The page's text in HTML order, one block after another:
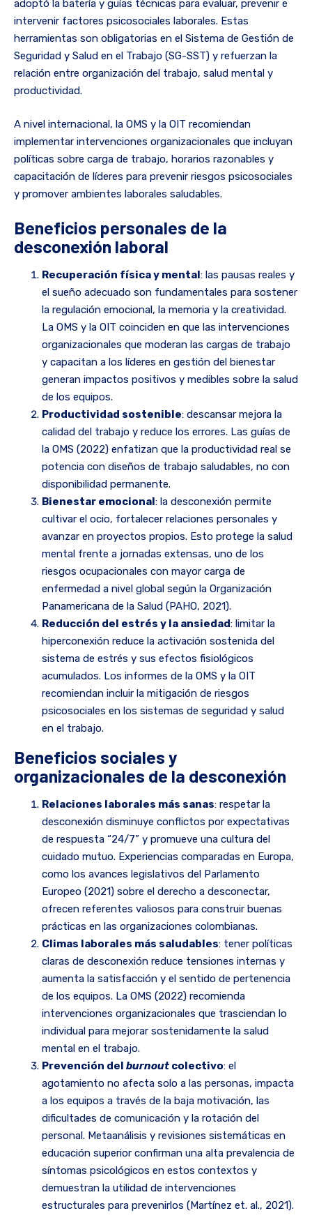
adoptó la batería y guías técnicas para evaluar, prevenir e
intervenir factores psicosociales laborales. Estas
herramientas son obligatorias en el Sistema de Gestión de
Seguridad y Salud en el Trabajo (SG-SST) y refuerzan la
relación entre organización del trabajo, salud mental y
productividad.
A nivel internacional, la OMS y la OIT recomiendan
implementar intervenciones organizacionales que incluyan
políticas sobre carga de trabajo, horarios razonables y
capacitación de líderes para prevenir riesgos psicosociales
y promover ambientes laborales saludables.
Beneficios personales de la
desconexión laboral
Recuperación física y mental: las pausas reales y
el sueño adecuado son fundamentales para sostener
la regulación emocional, la memoria y la creatividad.
La OMS y la OIT coinciden en que las intervenciones
organizacionales que moderan las cargas de trabajo
y capacitan a los líderes en gestión del bienestar
generan impactos positivos y medibles sobre la salud
de los equipos.
Productividad sostenible: descansar mejora la
calidad del trabajo y reduce los errores. Las guías de
la OMS (2022) enfatizan que la productividad real se
potencia con diseños de trabajo saludables, no con
disponibilidad permanente.
Bienestar emocional: la desconexión permite
cultivar el ocio, fortalecer relaciones personales y
avanzar en proyectos propios. Esto protege la salud
mental frente a jornadas extensas, uno de los
riesgos ocupacionales con mayor carga de
enfermedad a nivel global según la Organización
Panamericana de la Salud (PAHO, 2021).
Reducción del estrés y la ansiedad: limitar la
hiperconexión reduce la activación sostenida del
sistema de estrés y sus efectos fisiológicos
acumulados. Los informes de la OMS y la OIT
recomiendan incluir la mitigación de riesgos
psicosociales en los sistemas de seguridad y salud
en el trabajo.
Beneficios sociales y
organizacionales de la desconexión
Relaciones laborales más sanas: respetar la
desconexión disminuye conflictos por expectativas
de respuesta “24/7” y promueve una cultura del
cuidado mutuo. Experiencias comparadas en Europa,
como los avances legislativos del Parlamento
Europeo (2021) sobre el derecho a desconectar,
ofrecen referentes valiosos para construir buenas
prácticas en las organizaciones colombianas.
Climas laborales más saludables: tener políticas
claras de desconexión reduce tensiones internas y
aumenta la satisfacción y el sentido de pertenencia
de los equipos. La OMS (2022) recomienda
intervenciones organizacionales que trasciendan lo
individual para mejorar sostenidamente la salud
mental en el trabajo.
Prevención del burnout colectivo: el
agotamiento no afecta solo a las personas, impacta
a los equipos a través de la baja motivación, las
dificultades de comunicación y la rotación del
personal. Metaanálisis y revisiones sistemáticas en
educación superior confirman una alta prevalencia de
síntomas psicológicos en estos contextos y
demuestran la utilidad de intervenciones
estructurales para prevenirlos (Martínez et. al., 2021).